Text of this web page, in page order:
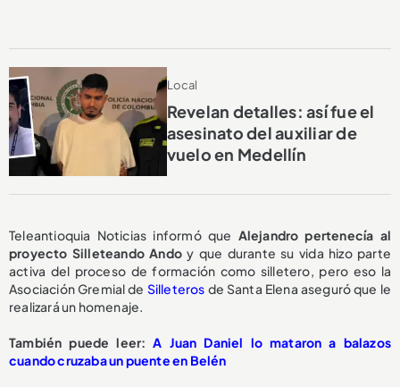
Local
Revelan detalles: así fue el
asesinato del auxiliar de
vuelo en Medellín
Teleantioquia Noticias informó que Alejandro pertenecía al
proyecto Silleteando Ando y que durante su vida hizo parte
activa del proceso de formación como silletero, pero eso la
Asociación Gremial de Silleteros de Santa Elena aseguró que le
realizará un homenaje.
También puede leer:A Juan Daniel lo mataron a balazos
cuando cruzaba un puente en Belén